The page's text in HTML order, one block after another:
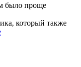
было проще
который также